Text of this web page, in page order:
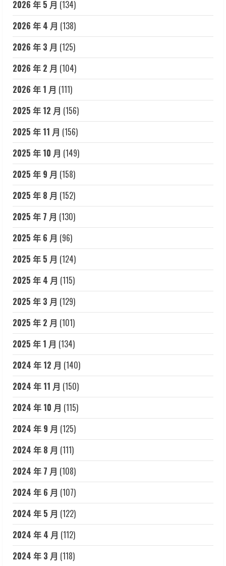
2026 年 5 月 (134)
2026 年 4 月 (138)
2026 年 3 月 (125)
2026 年 2 月 (104)
2026 年 1 月 (111)
2025 年 12 月 (156)
2025 年 11 月 (156)
2025 年 10 月 (149)
2025 年 9 月 (158)
2025 年 8 月 (152)
2025 年 7 月 (130)
2025 年 6 月 (96)
2025 年 5 月 (124)
2025 年 4 月 (115)
2025 年 3 月 (129)
2025 年 2 月 (101)
2025 年 1 月 (134)
2024 年 12 月 (140)
2024 年 11 月 (150)
2024 年 10 月 (115)
2024 年 9 月 (125)
2024 年 8 月 (111)
2024 年 7 月 (108)
2024 年 6 月 (107)
2024 年 5 月 (122)
2024 年 4 月 (112)
2024 年 3 月 (118)